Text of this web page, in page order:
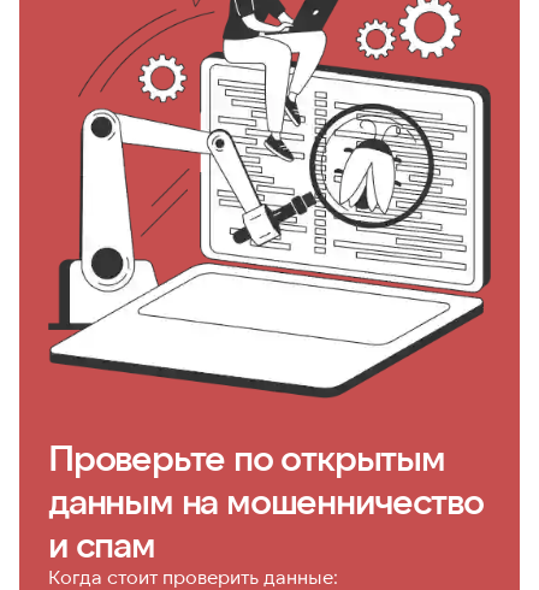
Проверьте по открытым
данным на мошенничество
и спам
Когда стоит проверить данные: